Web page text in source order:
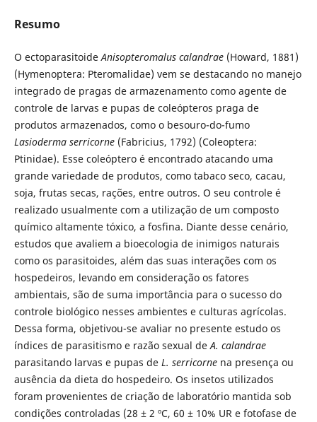
Resumo
O ectoparasitoideAnisopteromalus calandrae(Howard, 1881)
(Hymenoptera: Pteromalidae) vem se destacando no manejo
integrado de pragas de armazenamento como agente de
controle de larvas e pupas de coleópteros praga de
produtos armazenados, como o besouro-do-fumo
Lasioderma serricorne(Fabricius, 1792) (Coleoptera:
Ptinidae). Esse coleóptero é encontrado atacando uma
grande variedade de produtos, como tabaco seco, cacau,
soja, frutas secas, rações, entre outros. O seu controle é
realizado usualmente com a utilização de um composto
químico altamente tóxico, a fosfina. Diante desse cenário,
estudos que avaliem a bioecologia de inimigos naturais
como os parasitoides, além das suas interações com os
hospedeiros, levando em consideração os fatores
ambientais, são de suma importância para o sucesso do
controle biológico nesses ambientes e culturas agrícolas.
Dessa forma, objetivou-se avaliar no presente estudo os
índices de parasitismo e razão sexual deA. calandrae
parasitando larvas e pupas de L. serricornena presença ou
ausência da dieta do hospedeiro. Os insetos utilizados
foram provenientes de criação de laboratório mantida sob
condições controladas (28 ± 2 ºC, 60 ± 10% UR e fotofase de